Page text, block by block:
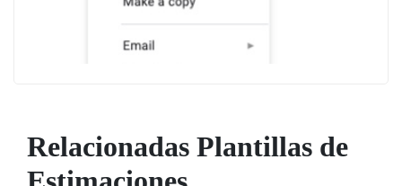
Relacionadas Plantillas de